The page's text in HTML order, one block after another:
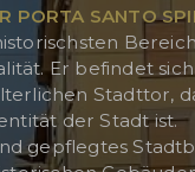
PORTA SANTO
Er befindet
Stadttor,
der Stadt ist.
gepflegtes